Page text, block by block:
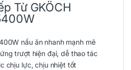
Từ GKÖCH
nấu ăn nhanh mạnh mẽ
trượt hiện đại, dễ thao tác
chịu lực, chịu nhiệt tốt